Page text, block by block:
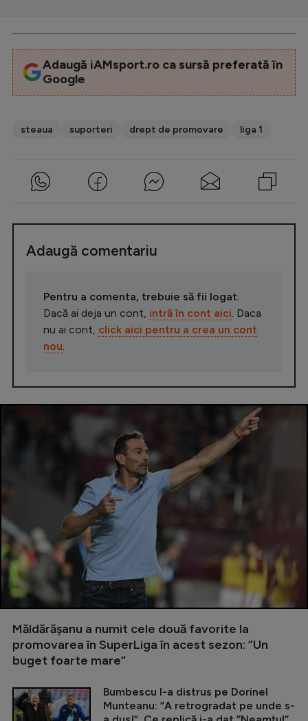
Adaugă iAMsport.ro ca sursă preferată în
Google
steaua suporteri drept de promovare liga 1
Adaugă comentariu
Pentru a comenta, trebuie să fii logat.
Dacă ai deja un cont, intră în cont aici . Daca
nu ai cont, click aici pentru a crea un cont
nou
Măldărășanu a numit cele două favorite la
promovarea în SuperLiga în acest sezon: ”Un
buget foarte mare”
Bumbescu l-a distrus pe Dorinel
Munteanu: ”A retrogradat pe unde s-